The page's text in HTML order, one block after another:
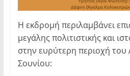
Η εκδρομή περιλαμβάνει
μεγάλης πολιτιστικής και
στην ευρύτερη περιοχή του
Σουνίου: